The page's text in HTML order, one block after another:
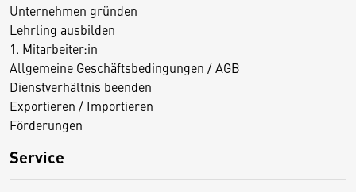
Unternehmen gründen
Lehrling ausbilden
1. Mitarbeiter:in
Allgemeine Geschäftsbedingungen / AGB
Dienstverhältnis beenden
Exportieren / Importieren
Förderungen
Service